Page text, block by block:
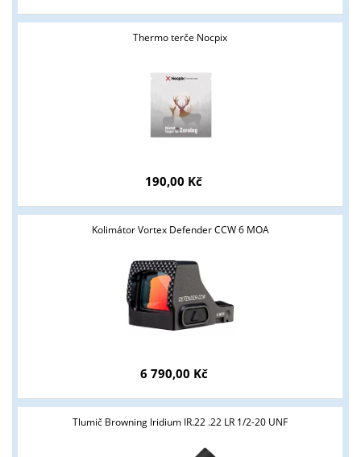
Thermo terče Nocpix
190,00 Kč
Kolimátor Vortex Defender CCW 6 MOA
6 790,00 Kč
Tlumič Browning Iridium IR.22 .22 LR 1/2-20 UNF
Tyto stránky jsou určeny pouze odborné veřejnosti od 18 let a
podnikatelům v oblasti zbraně a střelivo. Splňujete tyto
podmínky?